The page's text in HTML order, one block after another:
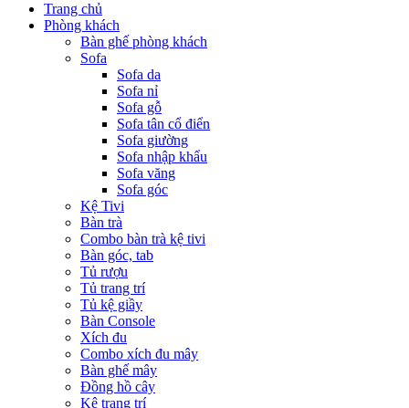
Trang chủ
Phòng khách
Bàn ghế phòng khách
Sofa
Sofa da
Sofa nỉ
Sofa gỗ
Sofa tân cổ điển
Sofa giường
Sofa nhập khẩu
Sofa văng
Sofa góc
Kệ Tivi
Bàn trà
Combo bàn trà kệ tivi
Bàn góc, tab
Tủ rượu
Tủ trang trí
Tủ kệ giầy
Bàn Console
Xích đu
Combo xích đu mây
Bàn ghế mây
Đồng hồ cây
Kệ trang trí